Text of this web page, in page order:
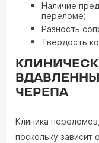
Наличие
переломе;
Разность
Твёрдость
ЧЕРЕПА
Клиника
поскольку зависит